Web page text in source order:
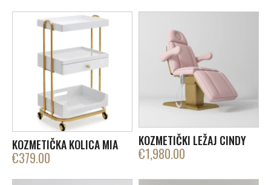
KOZMETIČKA KOLICA MIA
€379.00
KOZMETIČKI LEŽAJ CINDY
€1,980.00